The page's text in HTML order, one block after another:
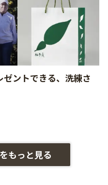
ントできる、洗練さ
もっと見る